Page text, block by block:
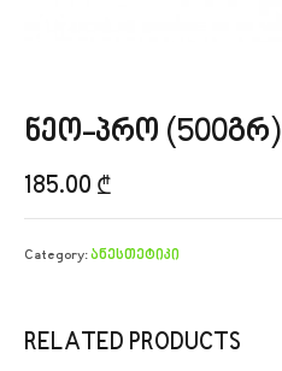
ნეო-პრო (500გრ)
185.00 ₾
Category:ანესთეტიკი
RELATED PRODUCTS